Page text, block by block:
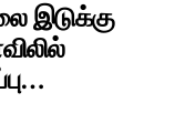
இடுக்கு